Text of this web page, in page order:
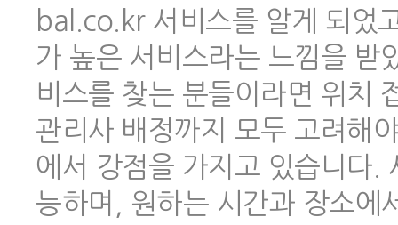
bal.co.kr 서비스를 알게 되었
가 높은 서비스라는 느낌을 받
비스를 찾는 분들이라면 위치
관리사 배정까지 모두 고려해
에서 강점을 가지고 있습니다.
능하며, 원하는 시간과 장소에